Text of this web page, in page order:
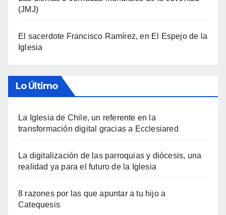
(JMJ)
El sacerdote Francisco Ramírez, en El Espejo de la
Iglesia
Lo Último
La Iglesia de Chile, un referente en la
transformación digital gracias a Ecclesiared
La digitalización de las parroquias y diócesis, una
realidad ya para el futuro de la Iglesia
8 razones por las que apuntar a tu hijo a
Catequesis